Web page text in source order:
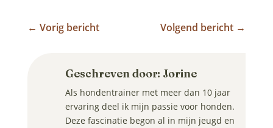
← Vorig bericht Volgend bericht →
Geschreven door: Jorine
Als hondentrainer met meer dan 10 jaar
ervaring deel ik mijn passie voor honden.
Deze fascinatie begon al in mijn jeugd en